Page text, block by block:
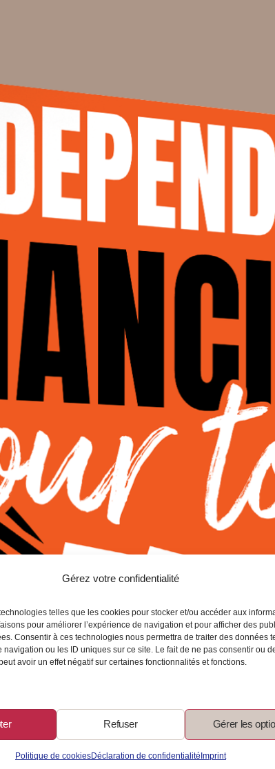
Gérez votre confidentialité
telles que les cookies pour stocker et/ou accéder aux
pour améliorer l’expérience de navigation et pour afficher des
Consentir à ces technologies nous permettra de traiter des données
navigation ou les ID uniques sur ce site. Le fait de ne pas consentir ou
avoir un effet négatif sur certaines fonctionnalités et fonctions.
Refuser Gérer les
Politique de cookiesDéclaration de confidentialitéImprint